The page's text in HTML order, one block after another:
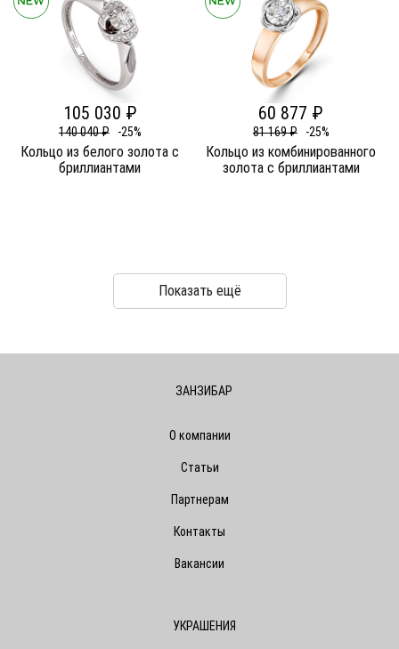
105 030 ₽
140 040 ₽ -25%
Кольцо из белого золота c
бриллиантами
60 877 ₽
81 169 ₽ -25%
Кольцо из комбинированного
золота c бриллиантами
Показать ещё
ЗАНЗИБАР
О компании
Статьи
Партнерам
Контакты
Вакансии
УКРАШЕНИЯ